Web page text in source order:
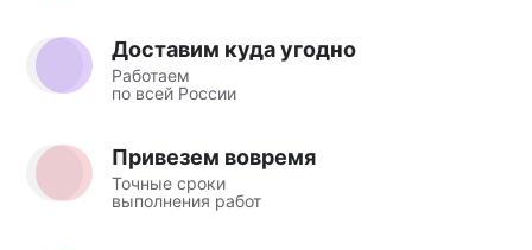
Доставим куда угодно
Работаем
по всей России
Привезем вовремя
Точные сроки
выполнения работ